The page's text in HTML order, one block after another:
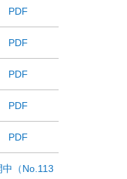
PDF
PDF
PDF
PDF
PDF
（No.113